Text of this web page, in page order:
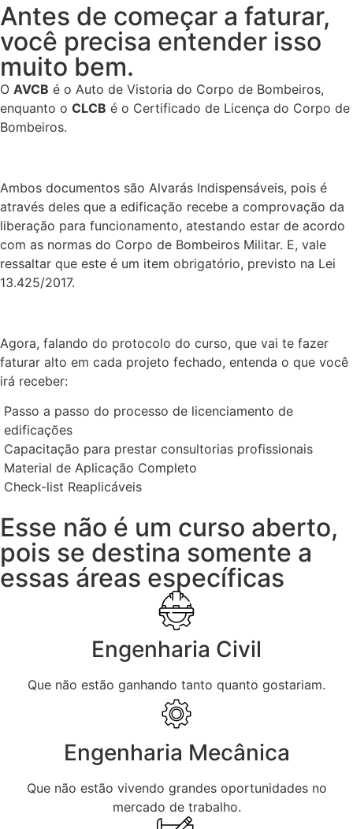
Antes de começar a faturar,
você precisa entender isso
muito bem.
O AVCB é o Auto de Vistoria do Corpo de Bombeiros,
enquanto o CLCB é o Certificado de Licença do Corpo de
Bombeiros.
Ambos documentos são Alvarás Indispensáveis, pois é
através deles que a edificação recebe a comprovação da
liberação para funcionamento, atestando estar de acordo
com as normas do Corpo de Bombeiros Militar. E, vale
ressaltar que este é um item obrigatório, previsto na Lei
13.425/2017.
Agora, falando do protocolo do curso, que vai te fazer
faturar alto em cada projeto fechado, entenda o que você
irá receber:
Passo a passo do processo de licenciamento de
edificações
Capacitação para prestar consultorias profissionais
Material de Aplicação Completo
Check-list Reaplicáveis
Esse não é um curso aberto,
pois se destina somente a
essas áreas específicas
Engenharia Civil
Que não estão ganhando tanto quanto gostariam.
Engenharia Mecânica
Que não estão vivendo grandes oportunidades no
mercado de trabalho.